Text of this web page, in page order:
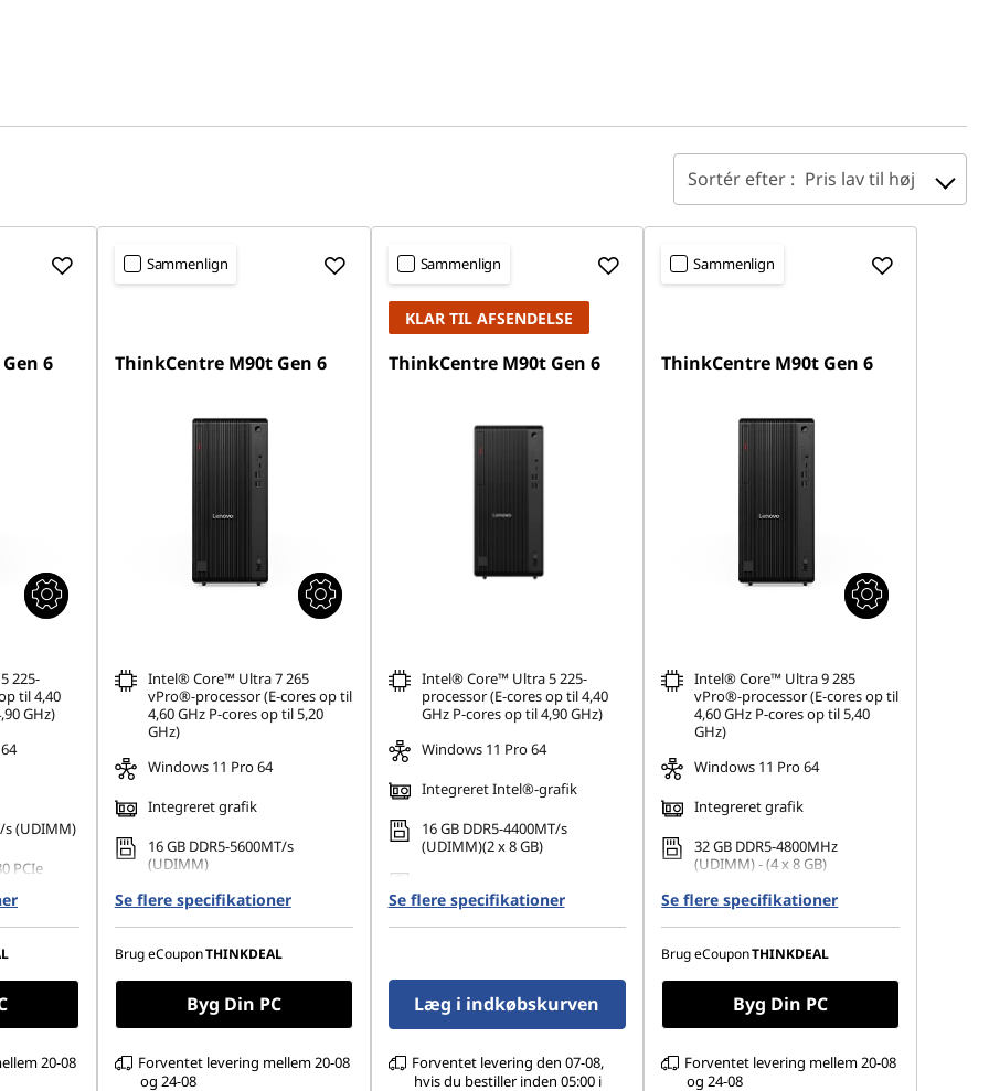
Sortér efter : Pris lav til høj
6
225-
til 4,40
GHz)
s (UDIMM)
PCIe
20-08
Sammenlign
ThinkCentre M90t Gen 6
Intel® Core™ Ultra 7 265
vPro®-processor (E-cores op til
4,60 GHz P-cores op til 5,20
GHz)
Windows 11 Pro 64
Integreret grafik
16 GB DDR5-5600MT/s
(UDIMM)
512 GB SSD M.2 2280 PCIe
Gen4 TLC Opal
Understøtter op til 4 separate
Se flere specifikationer
Brug eCouponTHINKDEAL
Byg Din PC
Forventet levering mellem 20-08
og 24-08
Sammenlign
KLAR TIL AFSENDELSE
ThinkCentre M90t Gen 6
Intel® Core™ Ultra 5 225-
processor (E-cores op til 4,40
GHz P-cores op til 4,90 GHz)
Windows 11 Pro 64
Integreret Intel®-grafik
16 GB DDR5-4400MT/s
(UDIMM)(2 x 8 GB)
Gen4 TLC Opal
Understøtter op til 4 separate
Se flere specifikationer
Læg i indkøbskurven
Forventet levering den 07-08,
hvis du bestiller inden 05:00 i
Sammenlign
ThinkCentre M90t Gen 6
Intel® Core™ Ultra 9 285
vPro®-processor (E-cores op til
4,60 GHz P-cores op til 5,40
GHz)
Windows 11 Pro 64
Integreret grafik
32 GB DDR5-4800MHz
(UDIMM) - (4 x 8 GB)
1 TB SSD M.2 2280 PCIe Gen4
TLC Opal
Understøtter op til 4 separate
Se flere specifikationer
Brug eCouponTHINKDEAL
Byg Din PC
Forventet levering mellem 20-08
og 24-08